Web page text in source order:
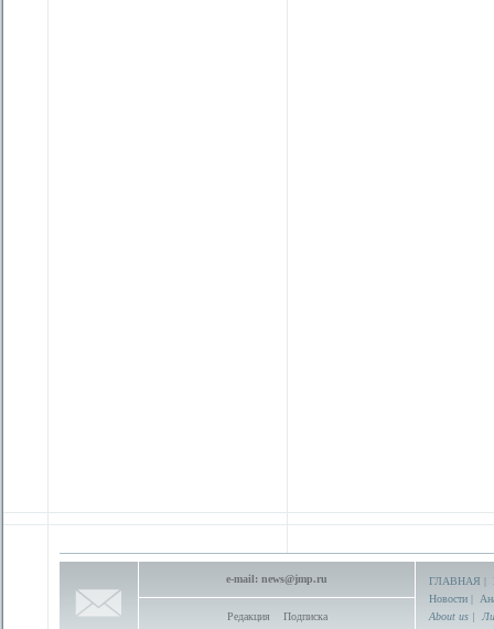
e-mail: news@jmp.ru
Редакция Подписка
ГЛАВНАЯ |
Новости |
About us |